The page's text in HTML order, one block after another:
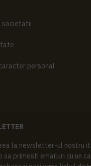
societatii
personal
la newsletter-ul nostru
primesti emailuri cu un